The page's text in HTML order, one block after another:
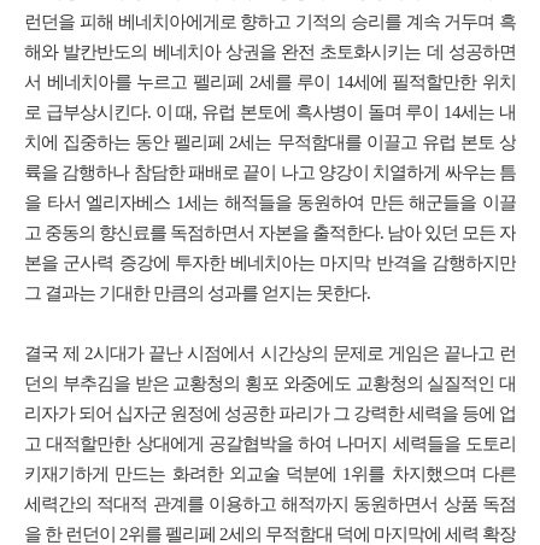
런던을 피해 베네치아에게로 향하고 기적의 승리를 계속 거두며 흑
해와 발칸반도의 베네치아 상권을 완전 초토화시키는 데 성공하면
서 베네치아를 누르고 펠리페 2세를 루이 14세에 필적할만한 위치
로 급부상시킨다. 이 때, 유럽 본토에 흑사병이 돌며 루이 14세는 내
치에 집중하는 동안 펠리페 2세는 무적함대를 이끌고 유럽 본토 상
륙을 감행하나 참담한 패배로 끝이 나고 양강이 치열하게 싸우는 틈
을 타서 엘리자베스 1세는 해적들을 동원하여 만든 해군들을 이끌
고 중동의 향신료를 독점하면서 자본을 출적한다. 남아 있던 모든 자
본을 군사력 증강에 투자한 베네치아는 마지막 반격을 감행하지만
그 결과는 기대한 만큼의 성과를 얻지는 못한다.
결국 제 2시대가 끝난 시점에서 시간상의 문제로 게임은 끝나고 런
던의 부추김을 받은 교황청의 횡포 와중에도 교황청의 실질적인 대
리자가 되어 십자군 원정에 성공한 파리가 그 강력한 세력을 등에 업
고 대적할만한 상대에게 공갈협박을 하여 나머지 세력들을 도토리
키재기하게 만드는 화려한 외교술 덕분에 1위를 차지했으며 다른
세력간의 적대적 관계를 이용하고 해적까지 동원하면서 상품 독점
을 한 런던이 2위를 펠리페 2세의 무적함대 덕에 마지막에 세력 확장